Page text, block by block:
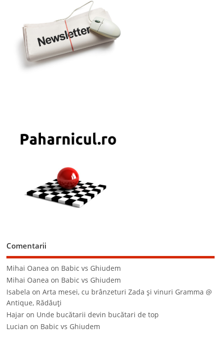
Comentarii
Mihai Oanea on Babic vs Ghiudem
Mihai Oanea on Babic vs Ghiudem
Isabela onArta mesei, cu brânzeturi Zada şi vinuri Gramma @
Antique, Rădăuţi
Hajar on Unde bucătarii devin bucătari de top
Lucian on Babic vs Ghiudem